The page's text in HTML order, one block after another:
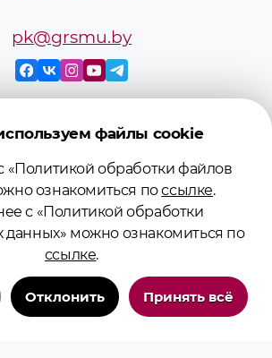
pk@grsmu.by
образования
государственный
университет»
свидетельство №
от 04.01.2017
регистра
ресурсов
файлы cookie
«Политикой обработки файлов
ознакомиться поссылке.
с «Политикой обработки
данных» можно ознакомиться по
ссылке.
Отклонить Принять всё